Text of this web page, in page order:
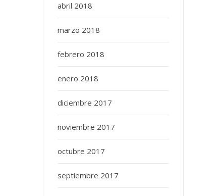
abril 2018
marzo 2018
febrero 2018
enero 2018
diciembre 2017
noviembre 2017
octubre 2017
septiembre 2017